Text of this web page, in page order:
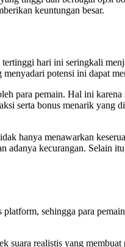
keuntungan besar.
tertinggi hari ini seringkali
potensi ini dapat
para pemain. Hal ini
serta bonus menarik yang
hanya menawarkan
adanya kecurangan. Selain
sehingga para
realistis yang membuat